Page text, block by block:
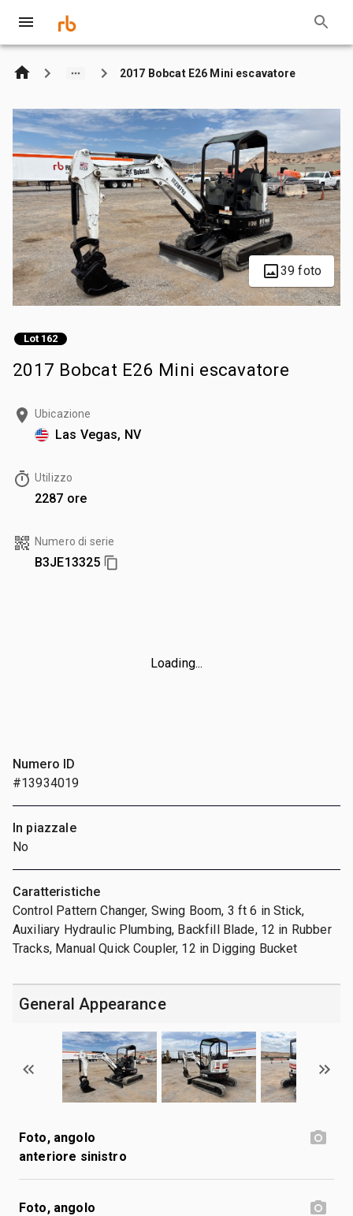
2017 Bobcat E26 Mini escavatore
39 foto
Lot 162
2017 Bobcat E26 Mini escavatore
Ubicazione
Las Vegas, NV
Utilizzo
2287 ore
Numero di serie
B3JE13325
Loading...
Numero ID
#13934019
In piazzale
No
Caratteristiche
Control Pattern Changer, Swing Boom, 3 ft 6 in Stick,
Auxiliary Hydraulic Plumbing, Backfill Blade, 12 in Rubber
Tracks, Manual Quick Coupler, 12 in Digging Bucket
General Appearance
Foto, angolo
anteriore sinistro
Foto, angolo